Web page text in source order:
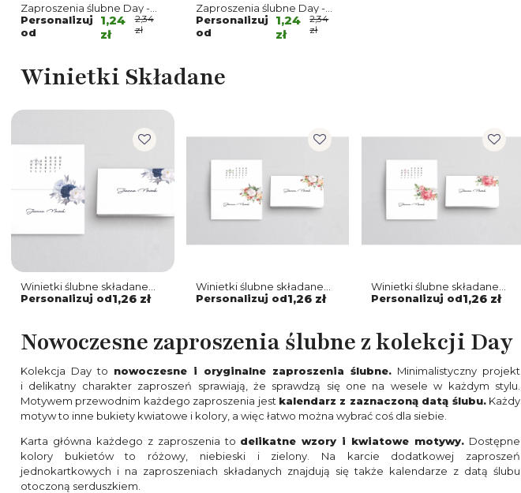
Zaproszenia ślubne Day -
Motyw 1
Personalizuj
od
1,24
zł
2,34
zł
Zaproszenia ślubne Day -
Motyw 2
Personalizuj
od
1,24
zł
2,34
zł
Winietki Składane
Winietki ślubne składane
Day - Motyw 1
Personalizuj od1,26 zł
Winietki ślubne składane
Day - Motyw 3
Personalizuj od1,26 zł
Winietki ślubne składane
Day - Motyw 2
Personalizuj od1,26 zł
Nowoczesne zaproszenia ślubne z kolekcji Day
Kolekcja Day to nowoczesne i oryginalne zaproszenia ślubne. Minimalistyczny projekt
i delikatny charakter zaproszeń sprawiają, że sprawdzą się one na wesele w każdym stylu.
Motywem przewodnim każdego zaproszenia jest kalendarz z zaznaczoną datą ślubu.Każdy
motyw to inne bukiety kwiatowe i kolory, a więc łatwo można wybrać coś dla siebie.
Karta główna każdego z zaproszenia to delikatne wzory i kwiatowe motywy. Dostępne
kolory bukietów to różowy, niebieski i zielony. Na karcie dodatkowej zaproszeń
jednokartkowych i na zaproszeniach składanych znajdują się także kalendarze z datą ślubu
otoczoną serduszkiem.